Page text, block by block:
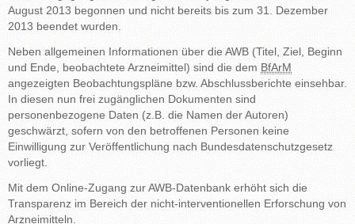
August 2013 begonnen und nicht bereits bis zum 31. Dezember
2013 beendet wurden.
Neben allgemeinen Informationen über die AWB (Titel, Ziel, Beginn
und Ende, beobachtete Arzneimittel) sind die dem BfArM
angezeigten Beobachtungspläne bzw. Abschlussberichte einsehbar.
In diesen nun frei zugänglichen Dokumenten sind
personenbezogene Daten (z.B. die Namen der Autoren)
geschwärzt, sofern von den betroffenen Personen keine
Einwilligung zur Veröffentlichung nach Bundesdatenschutzgesetz
vorliegt.
Mit dem Online-Zugang zur AWB-Datenbank erhöht sich die
Transparenz im Bereich der nicht-interventionellen Erforschung von
Arzneimitteln.